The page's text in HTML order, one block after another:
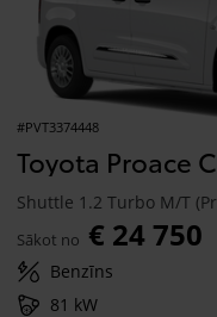
#PVT3374448
Toyota Proace
Shuttle 1.2 Turbo M/T
Sākot no € 24 750
Benzīns
81 kW